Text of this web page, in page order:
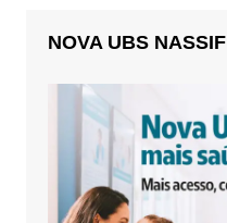
NOVA UBS NASSIF